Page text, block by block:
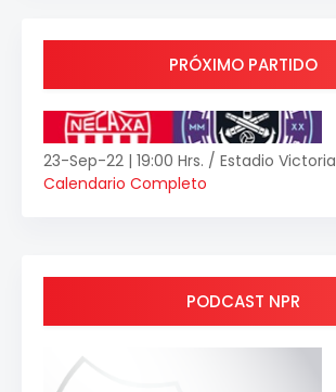
PRÓXIMO PARTIDO
23-Sep-22 | 19:00 Hrs. / Estadio Victoria
Calendario Completo
PODCAST NPR